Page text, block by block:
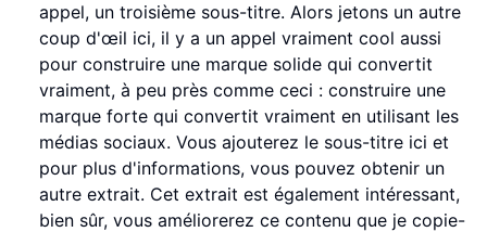
appel, un troisième sous-titre. Alors jetons un autre
coup d'œil ici, il y a un appel vraiment cool aussi
pour construire une marque solide qui convertit
vraiment, à peu près comme ceci : construire une
marque forte qui convertit vraiment en utilisant les
médias sociaux. Vous ajouterez le sous-titre ici et
pour plus d'informations, vous pouvez obtenir un
autre extrait. Cet extrait est également intéressant,
bien sûr, vous améliorerez ce contenu que je copie-